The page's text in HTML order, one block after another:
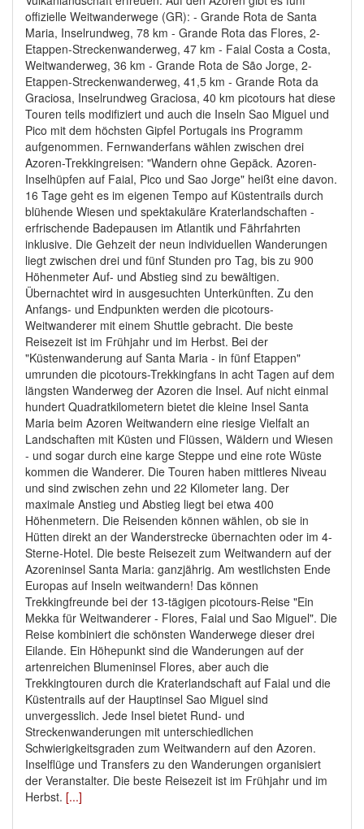
offizielle Weitwanderwege (GR): - Grande Rota de Santa
Maria, Inselrundweg, 78 km - Grande Rota das Flores, 2-
Etappen-Streckenwanderweg, 47 km - Faial Costa a Costa,
Weitwanderweg, 36 km - Grande Rota de São Jorge, 2-
Etappen-Streckenwanderweg, 41,5 km - Grande Rota da
Graciosa, Inselrundweg Graciosa, 40 km picotours hat diese
Touren teils modifiziert und auch die Inseln Sao Miguel und
Pico mit dem höchsten Gipfel Portugals ins Programm
aufgenommen. Fernwanderfans wählen zwischen drei
Azoren-Trekkingreisen: "Wandern ohne Gepäck. Azoren-
Inselhüpfen auf Faial, Pico und Sao Jorge" heißt eine davon.
16 Tage geht es im eigenen Tempo auf Küstentrails durch
blühende Wiesen und spektakuläre Kraterlandschaften -
erfrischende Badepausen im Atlantik und Fährfahrten
inklusive. Die Gehzeit der neun individuellen Wanderungen
liegt zwischen drei und fünf Stunden pro Tag, bis zu 900
Höhenmeter Auf- und Abstieg sind zu bewältigen.
Übernachtet wird in ausgesuchten Unterkünften. Zu den
Anfangs- und Endpunkten werden die picotours-
Weitwanderer mit einem Shuttle gebracht. Die beste
Reisezeit ist im Frühjahr und im Herbst. Bei der
"Küstenwanderung auf Santa Maria - in fünf Etappen"
umrunden die picotours-Trekkingfans in acht Tagen auf dem
längsten Wanderweg der Azoren die Insel. Auf nicht einmal
hundert Quadratkilometern bietet die kleine Insel Santa
Maria beim Azoren Weitwandern eine riesige Vielfalt an
Landschaften mit Küsten und Flüssen, Wäldern und Wiesen
- und sogar durch eine karge Steppe und eine rote Wüste
kommen die Wanderer. Die Touren haben mittleres Niveau
und sind zwischen zehn und 22 Kilometer lang. Der
maximale Anstieg und Abstieg liegt bei etwa 400
Höhenmetern. Die Reisenden können wählen, ob sie in
Hütten direkt an der Wanderstrecke übernachten oder im 4-
Sterne-Hotel. Die beste Reisezeit zum Weitwandern auf der
Azoreninsel Santa Maria: ganzjährig. Am westlichsten Ende
Europas auf Inseln weitwandern! Das können
Trekkingfreunde bei der 13-tägigen picotours-Reise "Ein
Mekka für Weitwanderer - Flores, Faial und Sao Miguel". Die
Reise kombiniert die schönsten Wanderwege dieser drei
Eilande. Ein Höhepunkt sind die Wanderungen auf der
artenreichen Blumeninsel Flores, aber auch die
Trekkingtouren durch die Kraterlandschaft auf Faial und die
Küstentrails auf der Hauptinsel Sao Miguel sind
unvergesslich. Jede Insel bietet Rund- und
Streckenwanderungen mit unterschiedlichen
Schwierigkeitsgraden zum Weitwandern auf den Azoren.
Inselflüge und Transfers zu den Wanderungen organisiert
der Veranstalter. Die beste Reisezeit ist im Frühjahr und im
Herbst. [...]